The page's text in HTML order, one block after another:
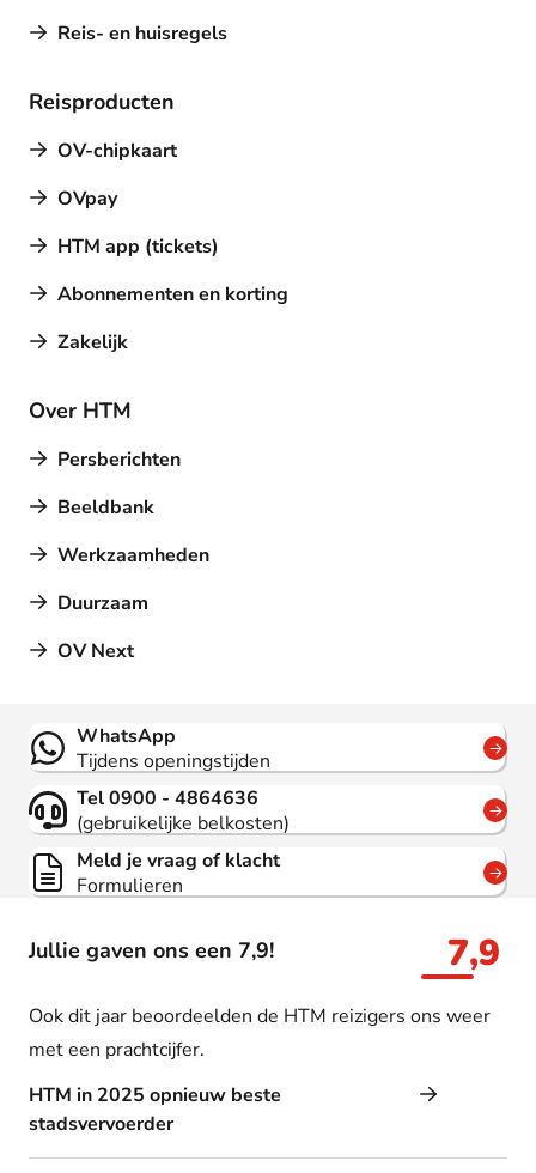
Reis- en huisregels
Reisproducten
OV-chipkaart
OVpay
HTM app (tickets)
Abonnementen en korting
Zakelijk
Over HTM
Persberichten
Beeldbank
Werkzaamheden
Duurzaam
OV Next
Jullie gaven ons een 7,9! 7,9
Ook dit jaar beoordeelden de HTM reizigers ons weer
met een prachtcijfer.
HTM in 2025 opnieuw beste
stadsvervoerder
Contact
WhatsApp
Tijdens openingstijden
Tel 0900 - 4864636
(gebruikelijke belkosten)
Meld je vraag of klacht
Formulieren